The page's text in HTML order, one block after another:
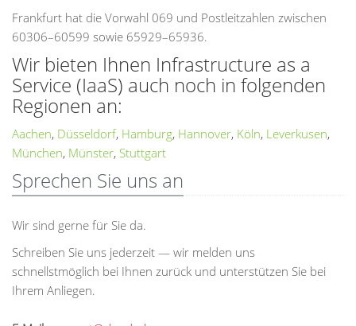
Frankfurt hat die Vorwahl 069 und Postleitzahlen zwischen
60306–60599 sowie 65929–65936.
Wir bieten Ihnen Infrastructure as a
Service (IaaS) auch noch in folgenden
Regionen an:
Aachen, Düsseldorf, Hamburg, Hannover, Köln, Leverkusen,
München, Münster, Stuttgart
Sprechen Sie uns an
Wir sind gerne für Sie da.
Schreiben Sie uns jederzeit — wir melden uns
schnellstmöglich bei Ihnen zurück und unterstützen Sie bei
Ihrem Anliegen.